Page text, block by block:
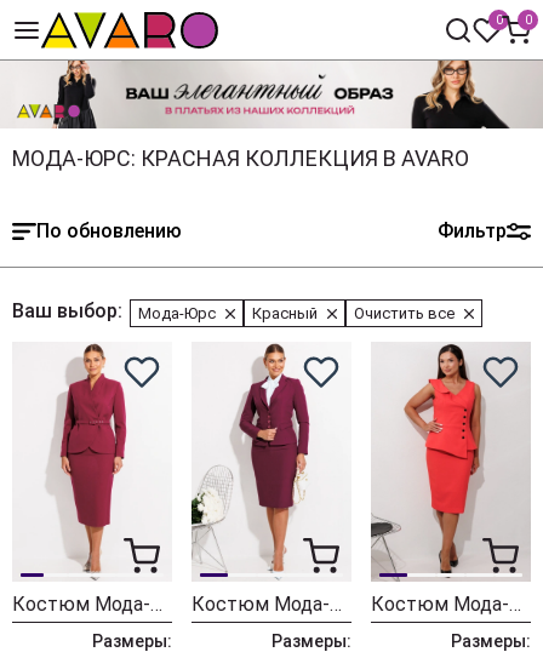
0 0
МОДА-ЮРС: КРАСНАЯ КОЛЛЕКЦИЯ В AVARO
По обновлению Фильтр
Ваш выбор: Мода-Юрс Красный Очистить все
Костюм Мода-Юрс 26-2940 рубин
Размеры:
Костюм Мода-Юрс 26-2224 ежевика
Размеры:
Костюм Мода-Юрс 26-2977 коралл
Размеры: